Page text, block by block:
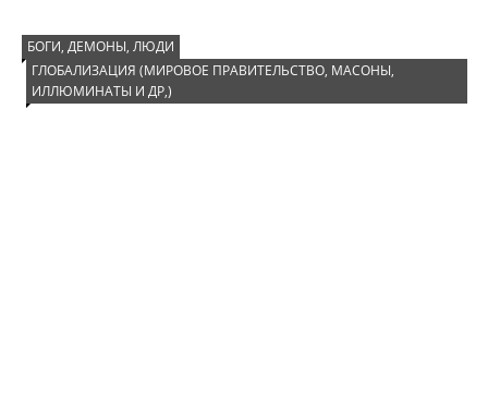
БОГИ, ДЕМОНЫ, ЛЮДИ
ГЛОБАЛИЗАЦИЯ (МИРОВОЕ ПРАВИТЕЛЬСТВО, МАСОНЫ,
ИЛЛЮМИНАТЫ И ДР,)